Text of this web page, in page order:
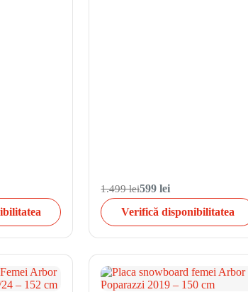
1.499 lei599 lei
Verifică disponibilitatea